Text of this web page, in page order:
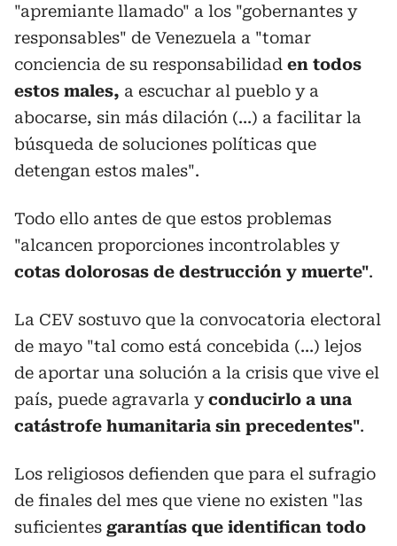
"apremiante llamado" a los "gobernantes y
responsables" de Venezuela a "tomar
conciencia de su responsabilidad en todos
estos males, a escuchar al pueblo y a
abocarse, sin más dilación (...) a facilitar la
búsqueda de soluciones políticas que
detengan estos males".
Todo ello antes de que estos problemas
"alcancen proporciones incontrolables y
cotas dolorosas de destrucción y muerte".
La CEV sostuvo que la convocatoria electoral
de mayo "tal como está concebida (...) lejos
de aportar una solución a la crisis que vive el
país, puede agravarla yconducirlo a una
catástrofe humanitaria sin precedentes".
Los religiosos defienden que para el sufragio
de finales del mes que viene no existen "las
suficientes garantías que identifican todo